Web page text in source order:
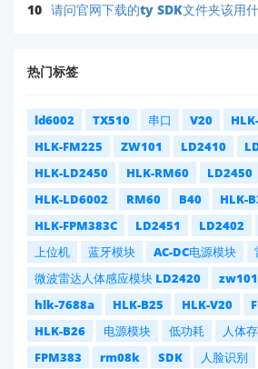
10 请问官网下载的ty SDK文件夹该用什
热门标签
ld6002 TX510 串口 V20
HLK-FM225
ZW101 LD2410
HLK-LD2450
HLK-RM60 LD2450
HLK-LD6002
RM60 B40 HLK-
HLK-FPM383C
LD2451 LD2402
上位机
蓝牙模块 AC-DC电源模块
微波雷达人体感应模块 LD2420
hlk-7688a
HLK-B25 HLK-V20
HLK-B26
电源模块 低功耗
人体
FPM383
rm08k SDK
人脸识别